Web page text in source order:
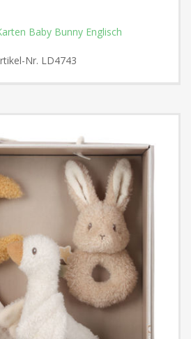
Baby Bunny Englisch
Nr. LD4743